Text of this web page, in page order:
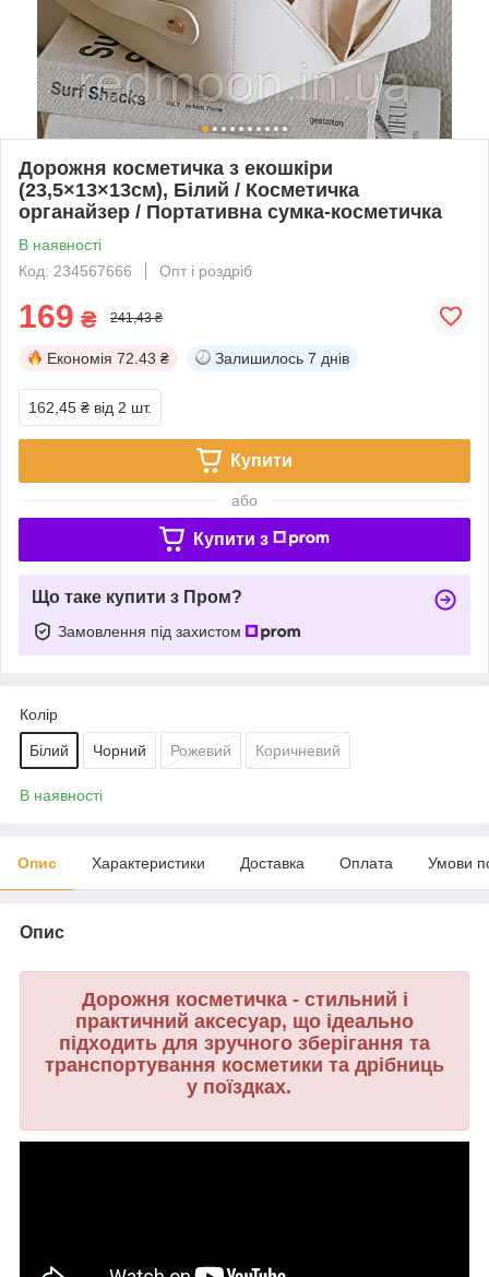
Дорожня косметичка з екошкіри
(23,5×13×13см), Білий / Косметичка
органайзер / Портативна сумка-косметичка
В наявності
Код: 234567666
Опт і роздріб
169 ₴ 241,43 ₴
Економія 72.43 ₴ Залишилось 7 днів
162,45 ₴ від 2 шт.
Купити
або
Купити з
Що таке купити з Пром?
Замовлення під захистом
Колір
Білий Чорний Рожевий Коричневий
В наявності
Опис Характеристики Доставка Оплата Умови
Опис
Дорожня косметичка - стильний і
практичний аксесуар, що ідеально
підходить для зручного зберігання та
транспортування косметики та дрібниць
у поїздках.